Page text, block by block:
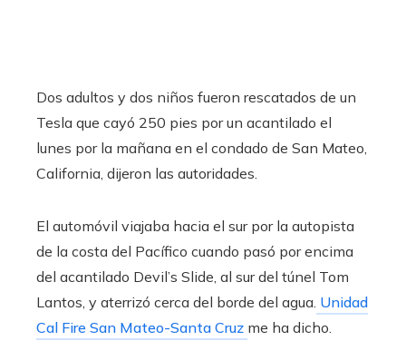
Dos adultos y dos niños fueron rescatados de un
Tesla que cayó 250 pies por un acantilado el
lunes por la mañana en el condado de San Mateo,
California, dijeron las autoridades.
El automóvil viajaba hacia el sur por la autopista
de la costa del Pacífico cuando pasó por encima
del acantilado Devil’s Slide, al sur del túnel Tom
Lantos, y aterrizó cerca del borde del agua. Unidad
Cal Fire San Mateo-Santa Cruz me ha dicho.